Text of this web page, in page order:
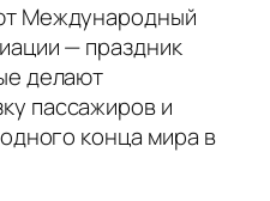
Международный
— праздник
делают
пассажиров и
конца мира в